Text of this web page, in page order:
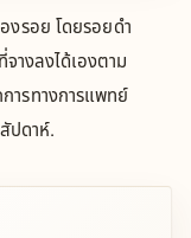
งรอย โดยรอยดำ
างลงได้เองตาม
ารทางการแพทย์
ปดาห์.